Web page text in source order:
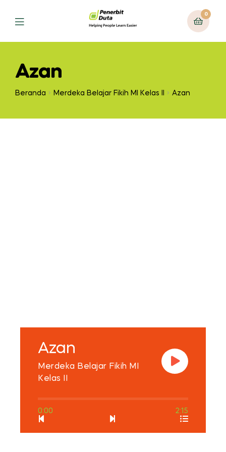
0
Azan
Beranda Merdeka Belajar Fikih MI Kelas II Azan
Azan
Merdeka Belajar Fikih MI
Kelas II
0:00 2:15